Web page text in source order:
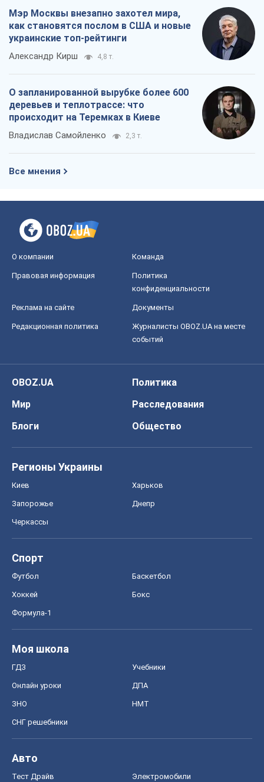
Мэр Москвы внезапно захотел мира,
как становятся послом в США и новые
украинские топ-рейтинги
Александр Кирш 4,8 т.
О запланированной вырубке более 600
деревьев и теплотрассе: что
происходит на Теремках в Киеве
Владислав Самойленко 2,3 т.
Все мнения
О компании Команда
Правовая информация
Политика
конфиденциальности
Реклама на сайте Документы
Редакционная политика
Журналисты OBOZ.UA на месте
событий
OBOZ.UA
Политика
Мир
Расследования
Блоги
Общество
Регионы Украины
Киев Харьков
Запорожье Днепр
Черкассы
Спорт
Футбол Баскетбол
Хоккей Бокс
Формула-1
Моя школа
ГДЗ Учебники
Онлайн уроки ДПА
ЗНО НМТ
СНГ решебники
Авто
Тест Драйв Электромобили